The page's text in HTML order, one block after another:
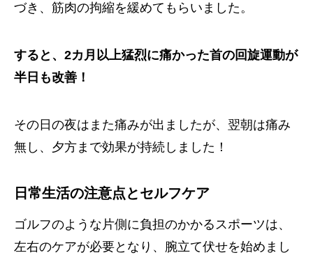
づき、筋肉の拘縮を緩めてもらいました。
すると、2カ月以上猛烈に痛かった首の回旋運動が
半日も改善！
その日の夜はまた痛みが出ましたが、翌朝は痛み
無し、夕方まで効果が持続しました！
日常生活の注意点とセルフケア
ゴルフのような片側に負担のかかるスポーツは、
左右のケアが必要となり、腕立て伏せを始めまし